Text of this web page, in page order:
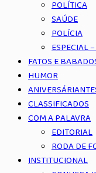
POLÍTICA
SAÚDE
POLÍCIA
ESPECIAL
FATOS E
HUMOR
CLASSIFICADOS
COM A PALAVRA
EDITORIAL
RODA DE
INSTITUCIONAL